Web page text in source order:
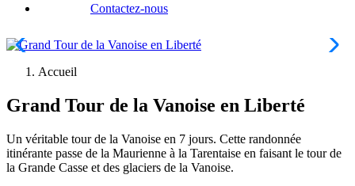
Contactez-nous
Accueil
Grand Tour de la Vanoise en Liberté
Un véritable tour de la Vanoise en 7 jours. Cette randonnée
itinérante passe de la Maurienne à la Tarentaise en faisant le tour de
la Grande Casse et des glaciers de la Vanoise.